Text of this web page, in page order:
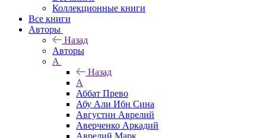
Коллекционные книги
Все книги
Авторы
Назад
Авторы
А
Назад
А
Аббат Прево
Абу Али Ибн Сина
Августин Аврелий
Аверченко Аркадий
Аврелий Марк